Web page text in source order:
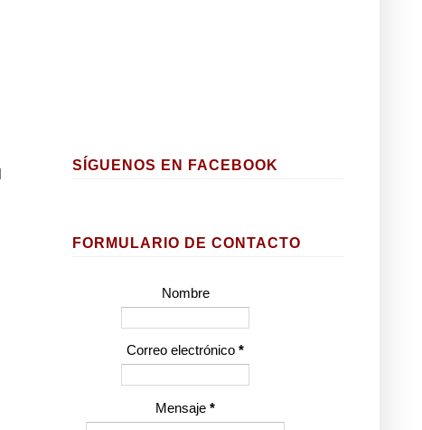
SÍGUENOS EN FACEBOOK
FORMULARIO DE CONTACTO
Nombre
Correo electrónico *
Mensaje *